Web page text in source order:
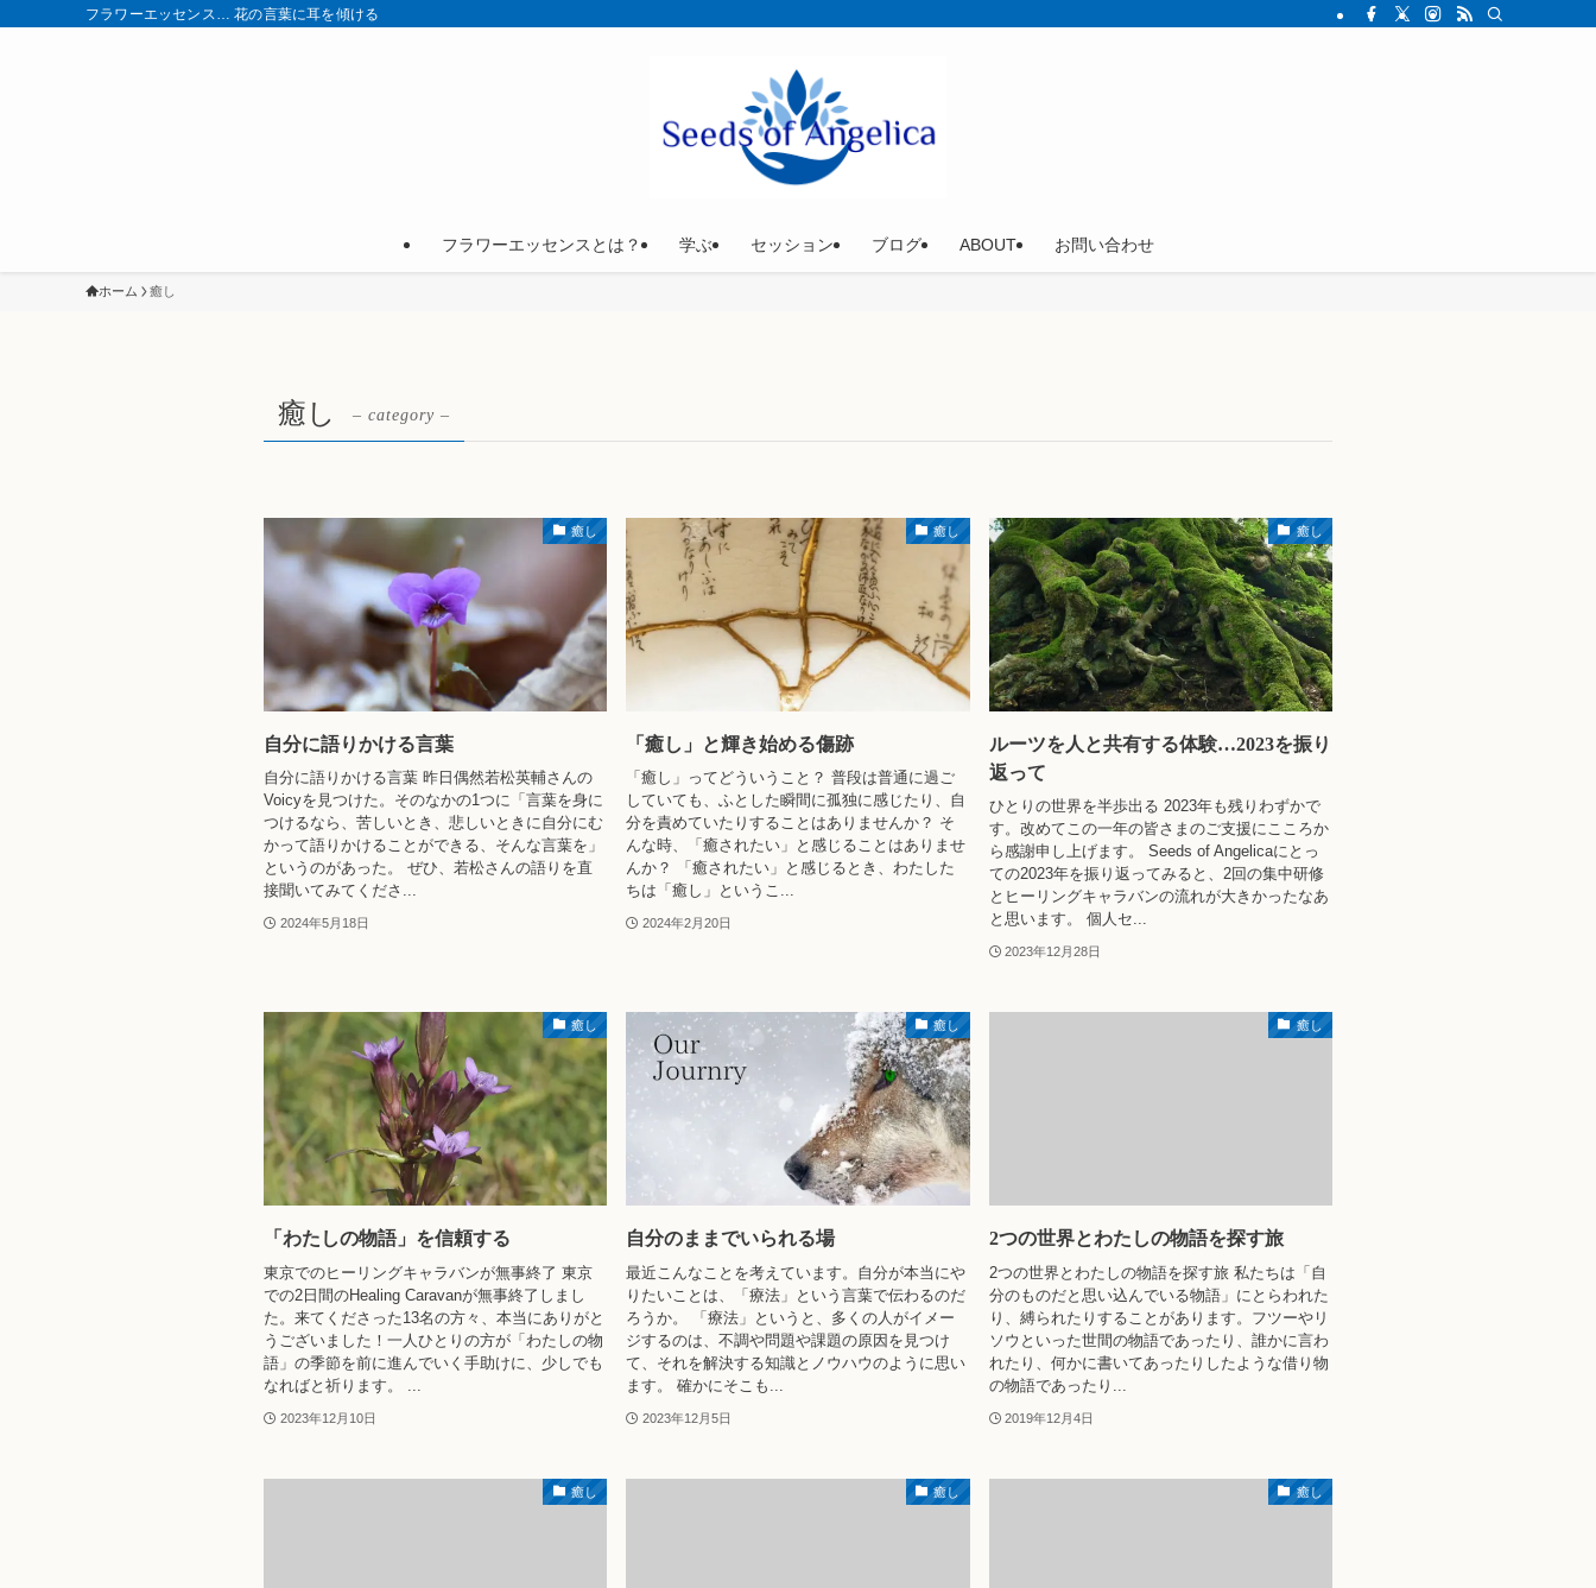
フラワーエッセンス… 花の言葉に耳を傾ける
フラワーエッセンスとは？ 学ぶ セッション ブログ ABOUT お問い合わせ
ホーム 癒し
癒し – category –
癒し
自分に語りかける言葉
自分に語りかける言葉 昨日偶然若松英輔さんの
Voicyを見つけた。そのなかの1つに「言葉を身に
つけるなら、苦しいとき、悲しいときに自分にむ
かって語りかけることができる、そんな言葉を」
というのがあった。 ぜひ、若松さんの語りを直
接聞いてみてくださ...
2024年5月18日
癒し
「癒し」と輝き始める傷跡
「癒し」ってどういうこと？ 普段は普通に過ご
していても、ふとした瞬間に孤独に感じたり、自
分を責めていたりすることはありませんか？ そ
んな時、「癒されたい」と感じることはありませ
んか？ 「癒されたい」と感じるとき、わたした
ちは「癒し」というこ...
2024年2月20日
癒し
ルーツを人と共有する体験…2023を振り
返って
ひとりの世界を半歩出る 2023年も残りわずかで
す。改めてこの一年の皆さまのご支援にこころか
ら感謝申し上げます。 Seeds of Angelicaにとっ
ての2023年を振り返ってみると、2回の集中研修
とヒーリングキャラバンの流れが大きかったなあ
と思います。 個人セ...
2023年12月28日
癒し
「わたしの物語」を信頼する
東京でのヒーリングキャラバンが無事終了 東京
での2日間のHealing Caravanが無事終了しまし
た。来てくださった13名の方々、本当にありがと
うございました！一人ひとりの方が「わたしの物
語」の季節を前に進んでいく手助けに、少しでも
なればと祈ります。 ...
2023年12月10日
癒し
自分のままでいられる場
最近こんなことを考えています。自分が本当にや
りたいことは、「療法」という言葉で伝わるのだ
ろうか。 「療法」というと、多くの人がイメー
ジするのは、不調や問題や課題の原因を見つけ
て、それを解決する知識とノウハウのように思い
ます。 確かにそこも...
2023年12月5日
癒し
2つの世界とわたしの物語を探す旅
2つの世界とわたしの物語を探す旅 私たちは「自
分のものだと思い込んでいる物語」にとらわれた
り、縛られたりすることがあります。フツーやリ
ソウといった世間の物語であったり、誰かに言わ
れたり、何かに書いてあったりしたような借り物
の物語であったり...
2019年12月4日
癒し 癒し 癒し